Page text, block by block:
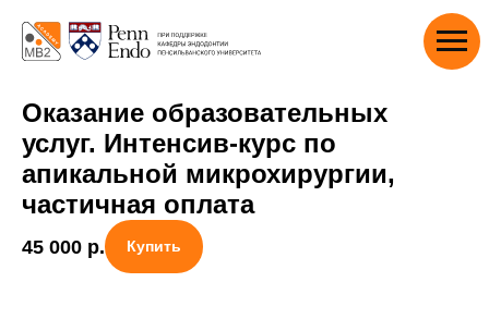
Оказание образовательных
услуг. Интенсив-курс по
апикальной микрохирургии,
частичная оплата
45 000 р. Купить